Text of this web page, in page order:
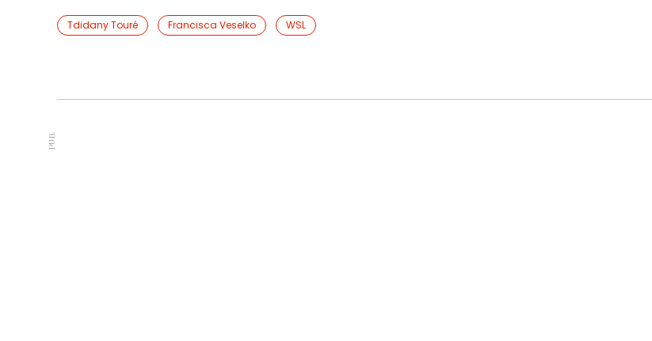
Tdidany Touré Francisca Veselko WSL
PUB.